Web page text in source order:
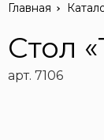
Главная
Стол
арт. 7106